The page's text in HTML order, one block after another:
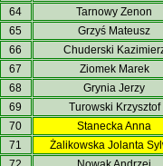
64
Tarnowy Zenon
65
Grzyś Mateusz
66
Chuderski
67
Ziomek Marek
68
Grynia Jerzy
69
Turowski Krzysztof
70
Stanecka Anna
71
Żalikowska Jolanta